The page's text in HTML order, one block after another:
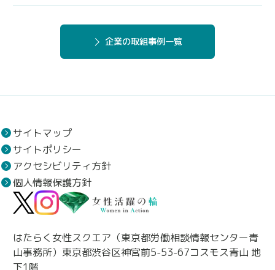
企業の取組事例一覧
サイトマップ
サイトポリシー
アクセシビリティ方針
個人情報保護方針
はたらく女性スクエア（東京都労働相談情報センター青
山事務所）東京都渋谷区神宮前5-53-67コスモス青山 地
下1階